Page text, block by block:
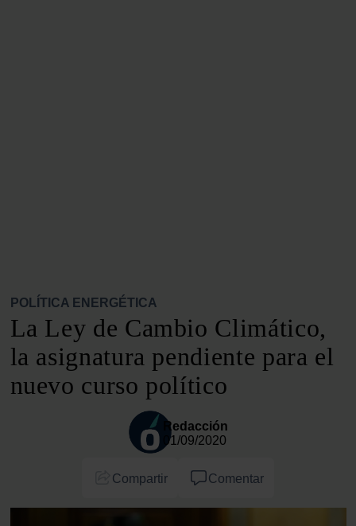
POLÍTICA ENERGÉTICA
La Ley de Cambio Climático,
la asignatura pendiente para el
nuevo curso político
Redacción
01/09/2020
Compartir Comentar